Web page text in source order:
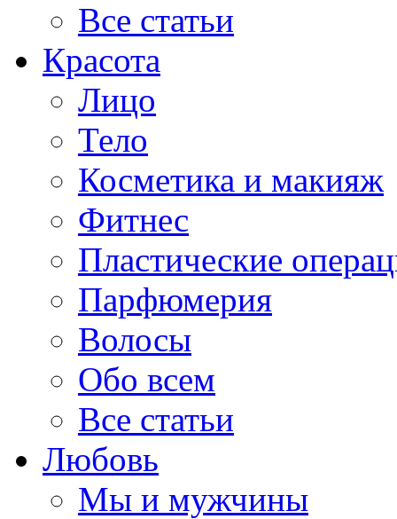
Все статьи
Красота
Лицо
Тело
Косметика и макияж
Фитнес
Пластические
Парфюмерия
Волосы
Обо всем
Все статьи
Любовь
Мы и мужчины